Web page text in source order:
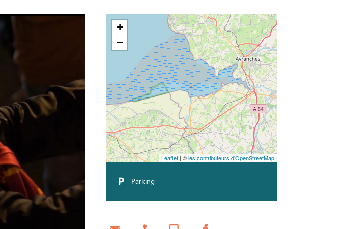
+
−
Leaflet| ©les contributeurs d'OpenStreetMap
Parking